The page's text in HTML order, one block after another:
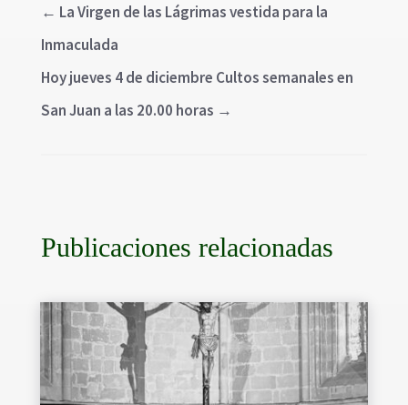
← La Virgen de las Lágrimas vestida para la
Inmaculada
Hoy jueves 4 de diciembre Cultos semanales en
San Juan a las 20.00 horas →
Publicaciones relacionadas